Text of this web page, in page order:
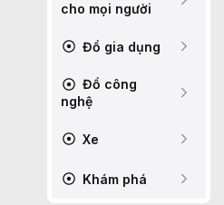
cho mọi người
Đồ gia dụng
Đồ công
nghệ
Xe
Khám phá